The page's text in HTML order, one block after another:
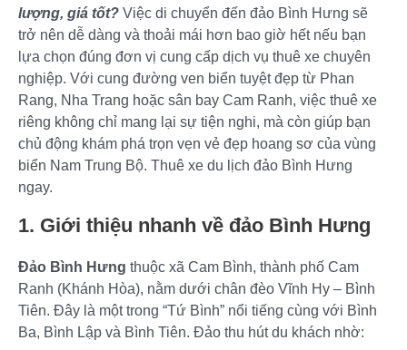
lượng, giá tốt? Việc di chuyển đến đảo Bình Hưng sẽ
trở nên dễ dàng và thoải mái hơn bao giờ hết nếu bạn
lựa chọn đúng đơn vị cung cấp dịch vụ thuê xe chuyên
nghiệp. Với cung đường ven biển tuyệt đẹp từ Phan
Rang, Nha Trang hoặc sân bay Cam Ranh, việc thuê xe
riêng không chỉ mang lại sự tiện nghi, mà còn giúp bạn
chủ động khám phá trọn vẹn vẻ đẹp hoang sơ của vùng
biển Nam Trung Bộ. Thuê xe du lịch đảo Bình Hưng
ngay.
1. Giới thiệu nhanh về đảo Bình Hưng
Đảo Bình Hưng thuộc xã Cam Bình, thành phố Cam
Ranh (Khánh Hòa), nằm dưới chân đèo Vĩnh Hy – Bình
Tiên. Đây là một trong “Tứ Bình” nổi tiếng cùng với Bình
Ba, Bình Lập và Bình Tiên. Đảo thu hút du khách nhờ: